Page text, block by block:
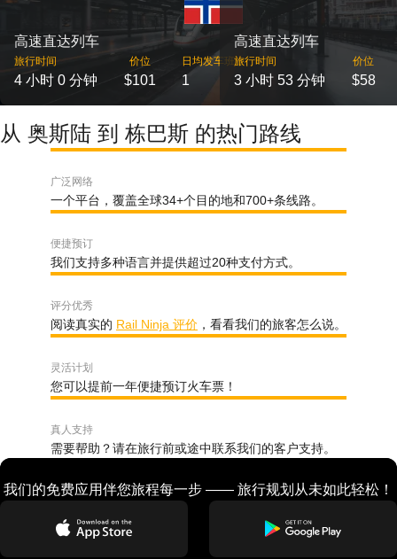
高速直达列车
旅行时间
4 小时 0 分钟
价位
$101
日均发车班次
1
高速直达列车
旅行时间
3 小时 53 分钟
价位
$58
从 奥斯陆 到 栋巴斯 的热门路线
广泛网络
一个平台，覆盖全球34+个目的地和700+条线路。
便捷预订
我们支持多种语言并提供超过20种支付方式。
评分优秀
阅读真实的 Rail Ninja 评价 ，看看我们的旅客怎么说。
灵活计划
您可以提前一年便捷预订火车票！
真人支持
需要帮助？请在旅行前或途中联系我们的客户支持。
我们的免费应用伴您旅程每一步 —— 旅行规划从未如此轻松！